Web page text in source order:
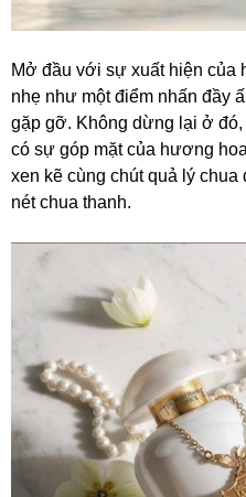
Mở đầu với sự xuất hiện của
nhẹ như một điểm nhấn đầy
gặp gỡ. Không dừng lại ở
có sự góp mặt của hương
xen kẽ cùng chút quả lý
nét chua thanh.